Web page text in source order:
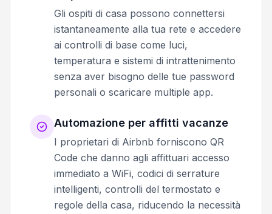
Gli ospiti di casa possono connettersi
istantaneamente alla tua rete e accedere
ai controlli di base come luci,
temperatura e sistemi di intrattenimento
senza aver bisogno delle tue password
personali o scaricare multiple app.
Automazione per affitti vacanze
I proprietari di Airbnb forniscono QR
Code che danno agli affittuari accesso
immediato a WiFi, codici di serrature
intelligenti, controlli del termostato e
regole della casa, riducendo la necessità